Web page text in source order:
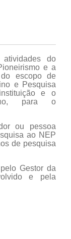
do
e a
escopo de
e Pesquisa
e o
para o
ou pessoa
ao NEP
de pesquisa
Gestor da
e pela